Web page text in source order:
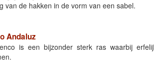
van de hakken in de vorm van een sabel.
Andaluz
is een bijzonder sterk ras waarbij